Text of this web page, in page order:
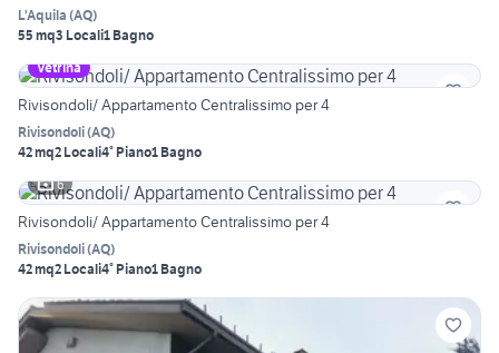
L'Aquila (AQ)
55 mq3 Locali1 Bagno
Vetrina
Rivisondoli/ Appartamento Centralissimo per 4
Rivisondoli(AQ)
42 mq2 Locali4° Piano1 Bagno
6
Rivisondoli/ Appartamento Centralissimo per 4
Rivisondoli(AQ)
42 mq2 Locali4° Piano1 Bagno